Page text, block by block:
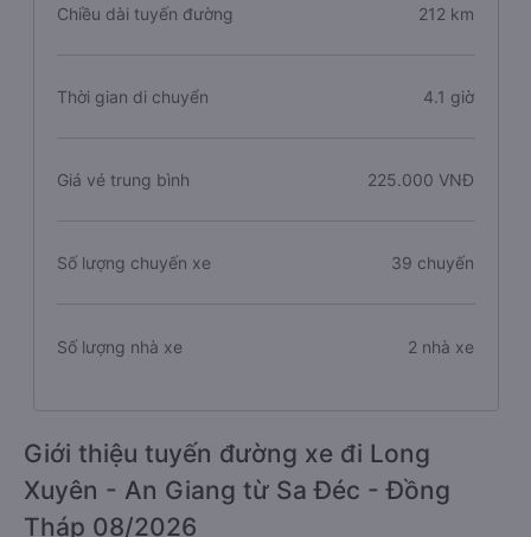
Chiều dài tuyến đường 212 km
Thời gian di chuyển 4.1 giờ
Giá vé trung bình 225.000 VNĐ
Số lượng chuyến xe 39 chuyến
Số lượng nhà xe 2 nhà xe
Giới thiệu tuyến đường xe đi Long
Xuyên - An Giang từ Sa Đéc - Đồng
Tháp 08/2026